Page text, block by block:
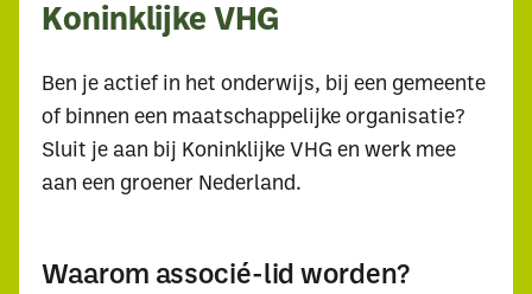
Koninklijke VHG
Ben je actief in het onderwijs, bij een gemeente
of binnen een maatschappelijke organisatie?
Sluit je aan bij Koninklijke VHG en werk mee
aan een groener Nederland.
Waarom associé-lid worden?